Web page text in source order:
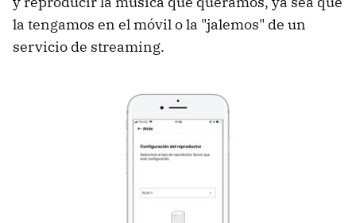
la tengamos en el móvil o la "jalemos" de un
servicio de streaming.